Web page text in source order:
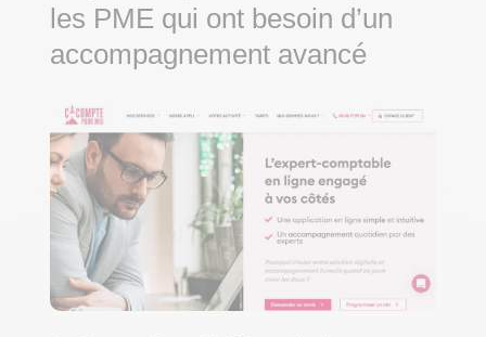
les PME qui ont besoin d’un
accompagnement avancé